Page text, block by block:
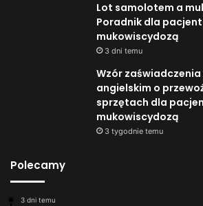
Lot samolotem a
Poradnik dla
mukowiscydozą
3 dni temu
Wzór zaświadczenia
angielskim o
sprzętach dla
mukowiscydozą
3 tygodnie temu
Polecamy
3 dni temu